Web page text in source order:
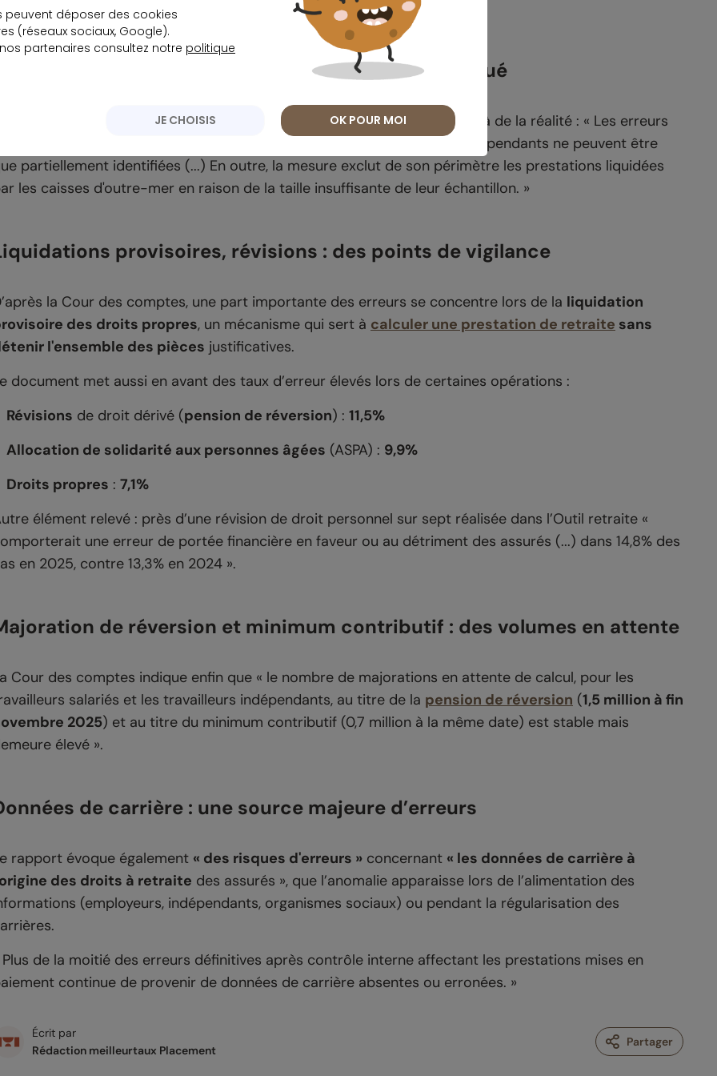
1% du montant des prestations liquidées, comme en 2024 ».
Pourquoi le coût des erreurs pourrait être sous-évalué
Le rapport prévient que l’ampleur financière mesurée pourrait être en deçà de la réalité : « Les erreurs
portant sur les prestations au titre des droits propres des travailleurs indépendants ne peuvent être
partiellement identifiées (...) En outre, la mesure exclut de son périmètre les prestations liquidées
les caisses d'outre-mer en raison de la taille insuffisante de leur échantillon. »
provisoires, révisions : des points de vigilance
la Cour des comptes, une part importante des erreurs se concentre lors de la liquidation
des droits propres, un mécanisme qui sert à calculer une prestation de retraite sans
l'ensemble des pièces justificatives.
document met aussi en avant des taux d’erreur élevés lors de certaines opérations :
Révisions de droit dérivé (pension de réversion) : 11,5%
Allocation de solidarité aux personnes âgées (ASPA) : 9,9%
Droits propres : 7,1%
élément relevé : près d’une révision de droit personnel sur sept réalisée dans l’Outil retraite «
une erreur de portée financière en faveur ou au détriment des assurés (...) dans 14,8% des
en 2025, contre 13,3% en 2024 ».
de réversion et minimum contributif : des volumes en attente
Cour des comptes indique enfin que « le nombre de majorations en attente de calcul, pour les
salariés et les travailleurs indépendants, au titre de la pension de réversion (1,5 million à fin
2025) et au titre du minimum contributif (0,7 million à la même date) est stable mais
élevé ».
de carrière : une source majeure d’erreurs
rapport évoque également « des risques d'erreurs » concernant « les données de carrière à
des droits à retraite des assurés », que l’anomalie apparaisse lors de l’alimentation des
(employeurs, indépendants, organismes sociaux) ou pendant la régularisation des
Plus de la moitié des erreurs définitives après contrôle interne affectant les prestations mises en
continue de provenir de données de carrière absentes ou erronées. »
Écrit par
Rédaction meilleurtaux Placement
Partager
peuvent déposer des cookies
(réseaux sociaux, Google).
partenaires consultez notre politique
JE CHOISIS OK POUR MOI